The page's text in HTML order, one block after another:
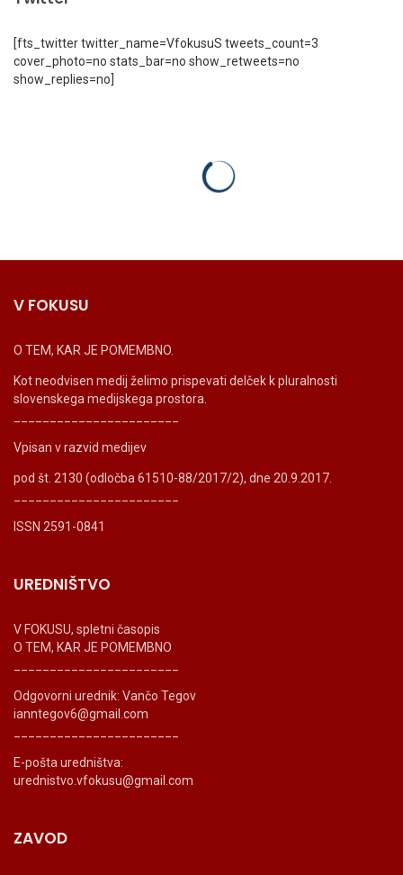
[fts_twitter twitter_name=VfokusuS tweets_count=3
cover_photo=no stats_bar=no show_retweets=no
show_replies=no]
V FOKUSU
O TEM, KAR JE POMEMBNO.
Kot neodvisen medij želimo prispevati delček k pluralnosti
slovenskega medijskega prostora.
Vpisan v razvid medijev
pod št. 2130 (odločba 61510-88/2017/2), dne 20.9.2017.
ISSN 2591-0841
UREDNIŠTVO
V FOKUSU, spletni časopis
O TEM, KAR JE POMEMBNO
Odgovorni urednik: Vančo Tegov
ianntegov6@gmail.com
E-pošta uredništva:
urednistvo.vfokusu@gmail.com
ZAVOD